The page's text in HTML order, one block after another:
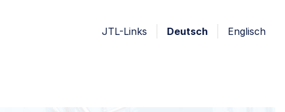
JTL-Links Deutsch Englisch